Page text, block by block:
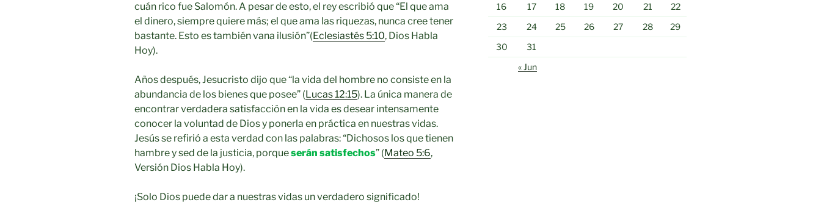
cuán rico fue Salomón. A pesar de esto, el rey escribió que “El que ama
el dinero, siempre quiere más; el que ama las riquezas, nunca cree tener
bastante. Esto es también vana ilusión”(Eclesiastés 5:10, Dios Habla
Hoy).
Años después, Jesucristo dijo que “la vida del hombre no consiste en la
abundancia de los bienes que posee” (Lucas 12:15). La única manera de
encontrar verdadera satisfacción en la vida es desear intensamente
conocer la voluntad de Dios y ponerla en práctica en nuestras vidas.
Jesús se refirió a esta verdad con las palabras: “Dichosos los que tienen
hambre y sed de la justicia, porqueserán satisfechos” (Mateo 5:6,
Versión Dios Habla Hoy).
¡Solo Dios puede dar a nuestras vidas un verdadero significado!
16
17 18 19 20 21
22
23
24 25 26 27 28
29
30
31
« Jun